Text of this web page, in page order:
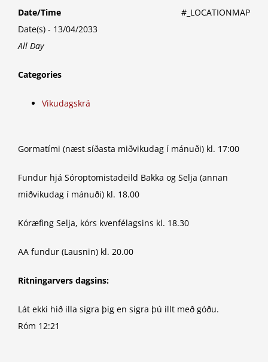
#_LOCATIONMAP
Date/Time
Date(s) - 13/04/2033
All Day
Categories
Vikudagskrá
Gormatími (næst síðasta miðvikudag í mánuði) kl. 17:00
Fundur hjá Sóroptomistadeild Bakka og Selja (annan
miðvikudag í mánuði) kl. 18.00
Kóræfing Selja, kórs kvenfélagsins kl. 18.30
AA fundur (Lausnin) kl. 20.00
Ritningarvers dagsins:
Lát ekki hið illa sigra þig en sigra þú illt með góðu.
Róm 12:21